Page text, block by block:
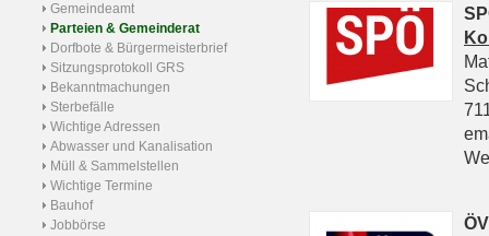
Gemeindeamt
Parteien & Gemeinderat
Dorfbote & Bürgermeisterbrief
Sitzungsprotokoll GRS
Bekanntmachungen
Sterbefälle
Wichtige Adressen
Abwasser und Kanalisation
Müll & Sammelstellen
Wichtige Termine
Bauhof
Jobbörse